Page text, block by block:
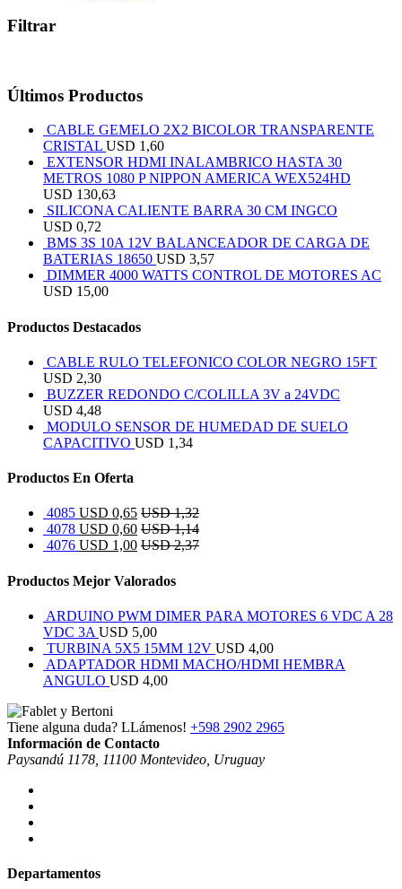
Filtrar
Últimos Productos
CABLE GEMELO 2X2 BICOLOR TRANSPARENTE
CRISTAL USD 1,60
EXTENSOR HDMI INALAMBRICO HASTA 30
METROS 1080 P NIPPON AMERICA WEX524HD
USD 130,63
SILICONA CALIENTE BARRA 30 CM INGCO
USD 0,72
BMS 3S 10A 12V BALANCEADOR DE CARGA DE
BATERIAS 18650 USD 3,57
DIMMER 4000 WATTS CONTROL DE MOTORES AC
USD 15,00
Productos Destacados
CABLE RULO TELEFONICO COLOR NEGRO 15FT
USD 2,30
BUZZER REDONDO C/COLILLA 3V a 24VDC
USD 4,48
MODULO SENSOR DE HUMEDAD DE SUELO
CAPACITIVO USD 1,34
Productos En Oferta
4085 USD 0,65 USD1,32
4078 USD 0,60 USD1,14
4076 USD 1,00 USD2,37
Productos Mejor Valorados
ARDUINO PWM DIMER PARA MOTORES 6 VDC A 28
VDC 3A USD 5,00
TURBINA 5X5 15MM 12V USD 4,00
ADAPTADOR HDMI MACHO/HDMI HEMBRA
ANGULO USD 4,00
Tiene alguna duda? LLámenos! +598 2902 2965
Información de Contacto
Paysandú 1178, 11100 Montevideo, Uruguay
Departamentos